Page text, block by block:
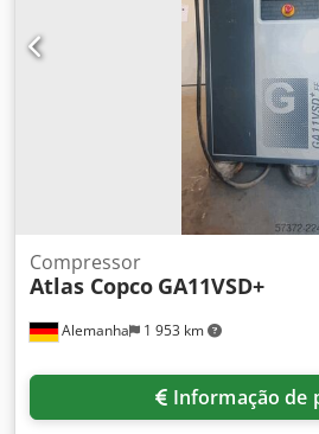
Alemanha 1 953 km
Compressor
Atlas Copco GA11VSD+
Informação de